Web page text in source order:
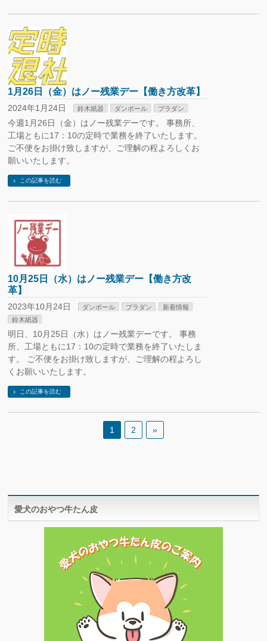
1月26日（金）はノー残業デー【働き方改革】
2024年1月24日 鈴木紙器 ダンボール プラダン
今週1月26日（金）はノー残業デーです。 事務所、
工場ともに17：10の定時で業務を終了いたします。
ご不便をお掛け致しますが、ご理解の程よろしくお
願いいたします。
この記事を読む
10月25日（水）はノー残業デー【働き方改
革】
2023年10月24日 ダンボール プラダン
新着情報
鈴木紙器
明日、10月25日（水）はノー残業デーです。 事務
所、工場ともに17：10の定時で業務を終了いたしま
す。 ご不便をお掛け致しますが、ご理解の程よろし
くお願いいたします。
この記事を読む
1 2 »
愛犬のおやつ牛たん皮